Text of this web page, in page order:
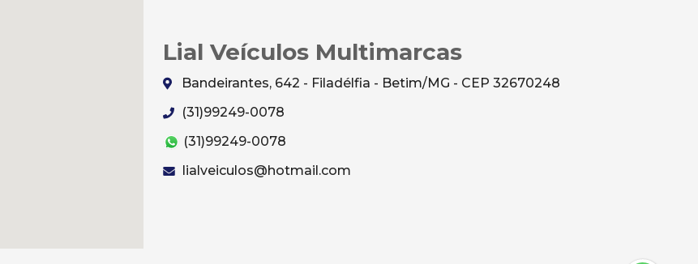
Lial Veículos Multimarcas
Bandeirantes, 642 - Filadélfia - Betim/MG - CEP 32670248
(31)99249-0078
(31)99249-0078
lialveiculos@hotmail.com